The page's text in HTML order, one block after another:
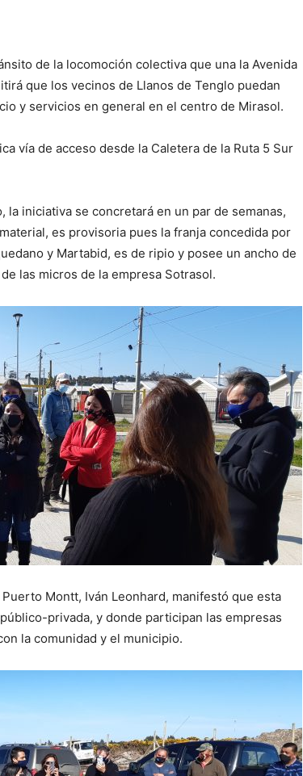
de la locomoción colectiva que una la Avenida
que los vecinos de Llanos de Tenglo puedan
y servicios en general en el centro de Mirasol.
vía de acceso desde la Caletera de la Ruta 5 Sur
iniciativa se concretará en un par de semanas,
es provisoria pues la franja concedida por
y Martabid, es de ripio y posee un ancho de
las micros de la empresa Sotrasol.
Montt, Iván Leonhard, manifestó que esta
privada, y donde participan las empresas
la comunidad y el municipio.